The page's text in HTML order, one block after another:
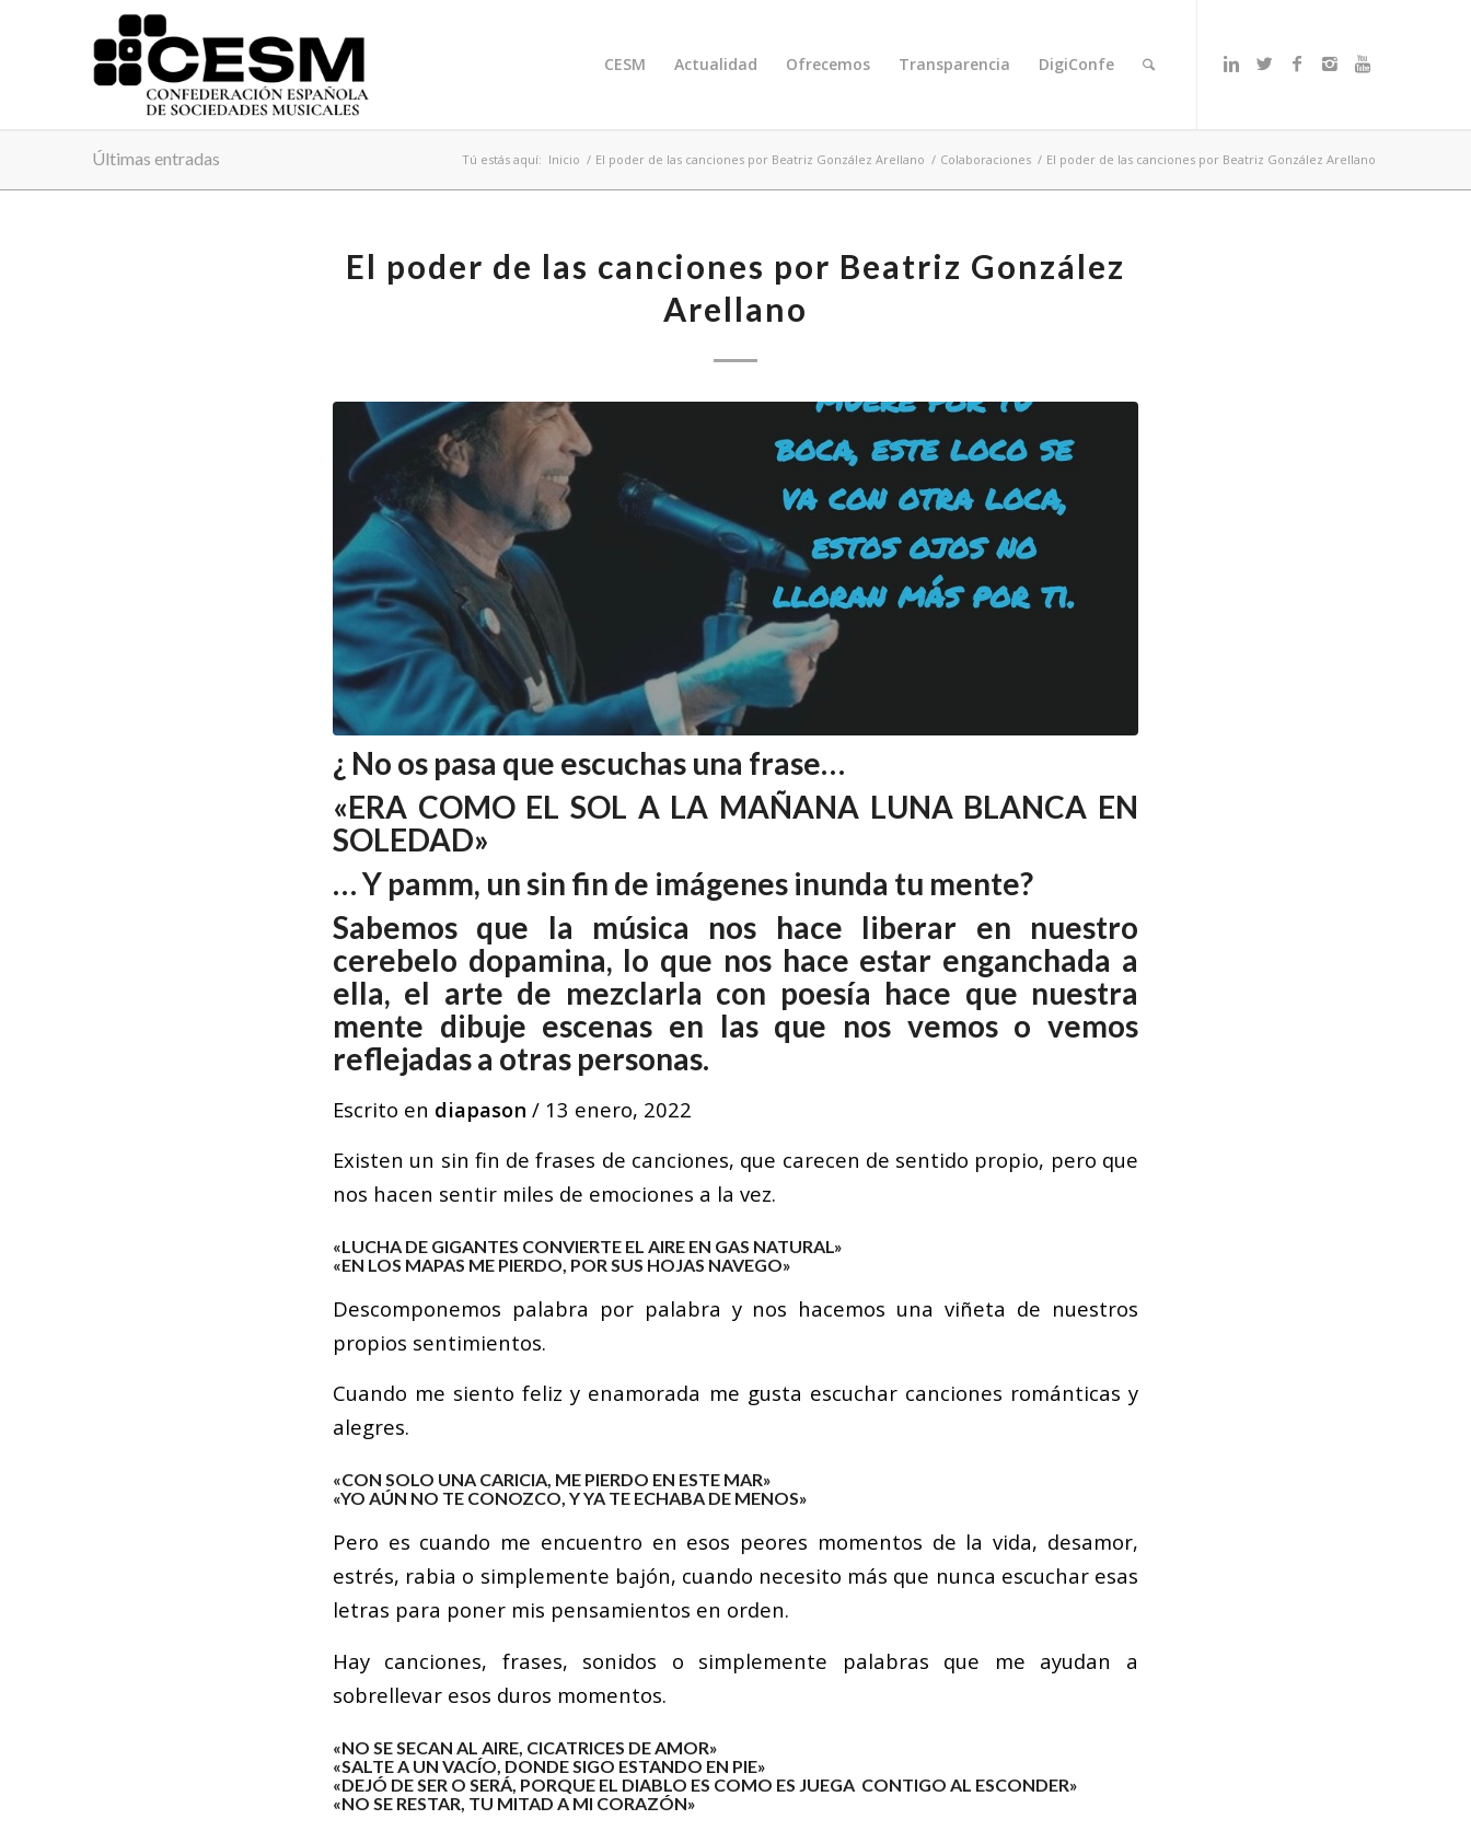
CESM Actualidad Ofrecemos Transparencia DigiConfe
Últimas entradas Tú estás aquí: Inicio / El poder de las canciones por Beatriz González Arellano / Colaboraciones / El poder de las canciones por Beatriz González Arellano
El poder de las canciones por Beatriz González
Arellano
¿ No os pasa que escuchas una frase…
«ERA COMO EL SOL A LA MAÑANA LUNA BLANCA EN
SOLEDAD»
… Y pamm, un sin fin de imágenes inunda tu mente?
Sabemos que la música nos hace liberar en nuestro
cerebelo dopamina, lo que nos hace estar enganchada a
ella, el arte de mezclarla con poesía hace que nuestra
mente dibuje escenas en las que nos vemos o vemos
reflejadas a otras personas.
Escrito en diapason / 13 enero, 2022
Existen un sin fin de frases de canciones, que carecen de sentido propio, pero que
nos hacen sentir miles de emociones a la vez.
«LUCHA DE GIGANTES CONVIERTE EL AIRE EN GAS NATURAL»
«EN LOS MAPAS ME PIERDO, POR SUS HOJAS NAVEGO»
Descomponemos palabra por palabra y nos hacemos una viñeta de nuestros
propios sentimientos.
Cuando me siento feliz y enamorada me gusta escuchar canciones románticas y
alegres.
«CON SOLO UNA CARICIA, ME PIERDO EN ESTE MAR»
«YO AÚN NO TE CONOZCO, Y YA TE ECHABA DE MENOS»
Pero es cuando me encuentro en esos peores momentos de la vida, desamor,
estrés, rabia o simplemente bajón, cuando necesito más que nunca escuchar esas
letras para poner mis pensamientos en orden.
Hay canciones, frases, sonidos o simplemente palabras que me ayudan a
sobrellevar esos duros momentos.
«NO SE SECAN AL AIRE, CICATRICES DE AMOR»
«SALTE A UN VACÍO, DONDE SIGO ESTANDO EN PIE»
«DEJÓ DE SER O SERÁ, PORQUE EL DIABLO ES COMO ES JUEGA CONTIGO AL ESCONDER»
«NO SE RESTAR, TU MITAD A MI CORAZÓN»